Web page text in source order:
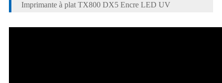
Imprimante à plat TX800 DX5 Encre LED UV